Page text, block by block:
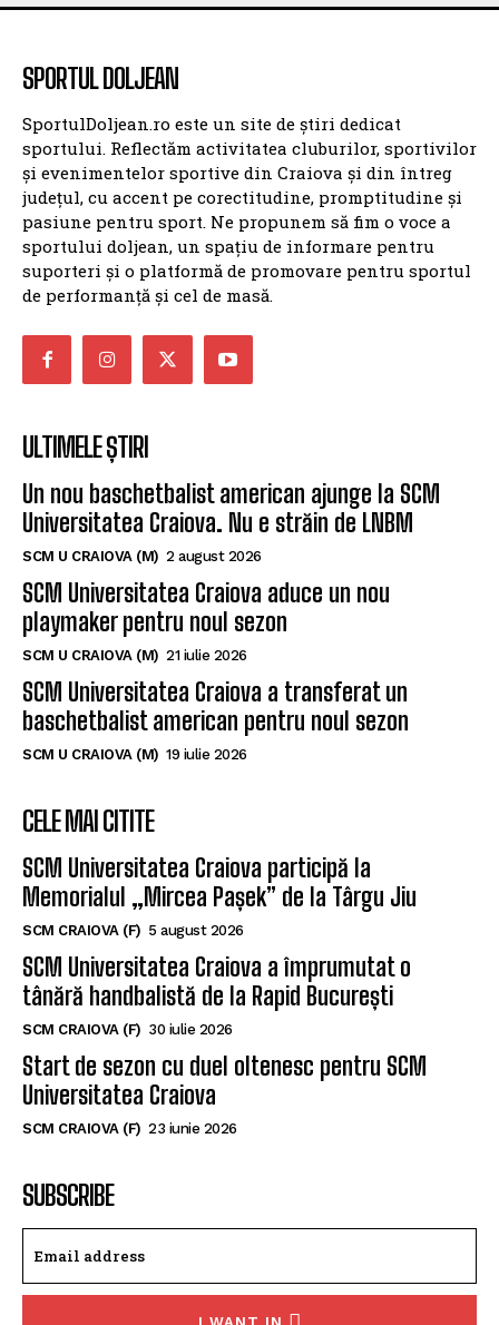
SPORTUL DOLJEAN
SportulDoljean.ro este un site de știri dedicat
sportului. Reflectăm activitatea cluburilor, sportivilor
și evenimentelor sportive din Craiova și din întreg
județul, cu accent pe corectitudine, promptitudine și
pasiune pentru sport. Ne propunem să fim o voce a
sportului doljean, un spațiu de informare pentru
suporteri și o platformă de promovare pentru sportul
de performanță și cel de masă.
ULTIMELE ȘTIRI
Un nou baschetbalist american ajunge la SCM
Universitatea Craiova. Nu e străin de LNBM
SCM U CRAIOVA (M) 2 august 2026
SCM Universitatea Craiova aduce un nou
playmaker pentru noul sezon
SCM U CRAIOVA (M) 21 iulie 2026
SCM Universitatea Craiova a transferat un
baschetbalist american pentru noul sezon
CELE MAI CITITE
SCM Universitatea Craiova participă la
Memorialul „Mircea Pașek” de la Târgu Jiu
SCM CRAIOVA (F) 5 august 2026
SCM Universitatea Craiova a împrumutat o
tânără handbalistă de la Rapid București
SCM CRAIOVA (F) 30 iulie 2026
Start de sezon cu duel oltenesc pentru SCM
Universitatea Craiova
SUBSCRIBE